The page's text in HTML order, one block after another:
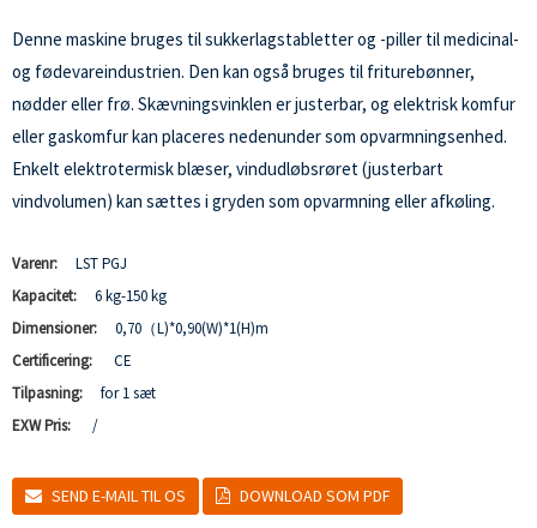
Denne maskine bruges til sukkerlagstabletter og -piller til medicinal-
og fødevareindustrien. Den kan også bruges til friturebønner,
nødder eller frø. Skævningsvinklen er justerbar, og elektrisk komfur
eller gaskomfur kan placeres nedenunder som opvarmningsenhed.
Enkelt elektrotermisk blæser, vindudløbsrøret (justerbart
vindvolumen) kan sættes i gryden som opvarmning eller afkøling.
Varenr:
LST PGJ
Kapacitet:
6 kg-150 kg
Dimensioner:
0,70（L)*0,90(W)*1(H)m
Certificering:
CE
Tilpasning:
for 1 sæt
EXW Pris:
/
SEND E-MAIL TIL OS DOWNLOAD SOM PDF